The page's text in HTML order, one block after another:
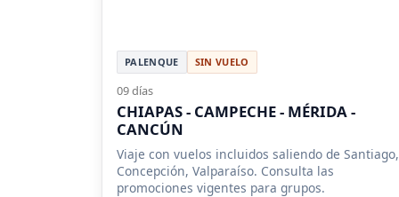
PALENQUE SIN VUELO
09 días
CHIAPAS - CAMPECHE - MÉRIDA -
CANCÚN
Viaje con vuelos incluidos saliendo de Santiago,
Concepción, Valparaíso. Consulta las
promociones vigentes para grupos.